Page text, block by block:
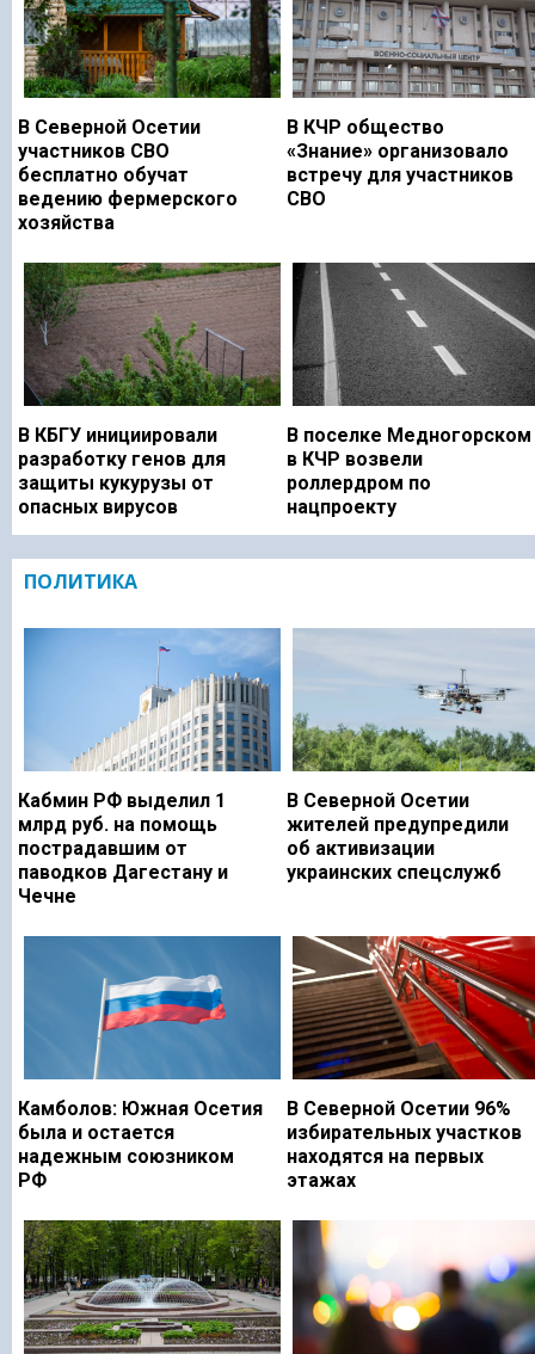
В Северной Осетии
участников СВО
бесплатно обучат
ведению фермерского
хозяйства
В КЧР общество
«Знание» организовало
встречу для участников
СВО
В КБГУ инициировали
разработку генов для
защиты кукурузы от
опасных вирусов
В поселке Медногорском
в КЧР возвели
роллердром по
нацпроекту
ПОЛИТИКА
Кабмин РФ выделил 1
млрд руб. на помощь
пострадавшим от
паводков Дагестану и
Чечне
В Северной Осетии
жителей предупредили
об активизации
украинских спецслужб
Камболов: Южная Осетия
была и остается
надежным союзником
РФ
В Северной Осетии 96%
избирательных участков
находятся на первых
этажах